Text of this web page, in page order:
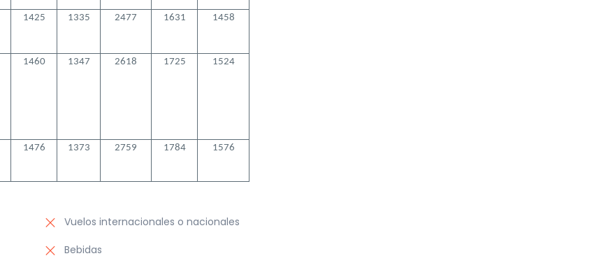
1425 1335 2477 1631 1458
1460 1347 2618 1725 1524
1476 1373 2759 1784 1576
Vuelos internacionales o nacionales
Bebidas